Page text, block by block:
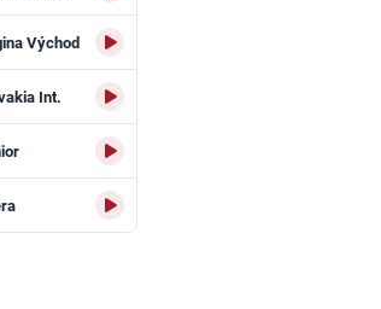
Východ
Int.